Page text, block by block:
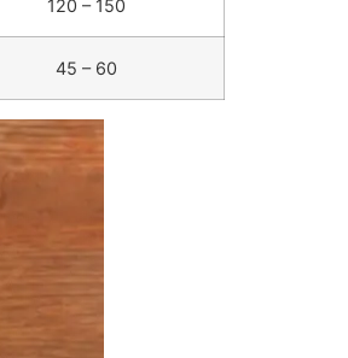
120 – 150
45 – 60